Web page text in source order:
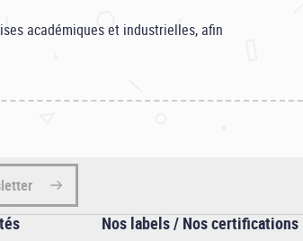
académiques et industrielles, afin
Nos labels / Nos certifications